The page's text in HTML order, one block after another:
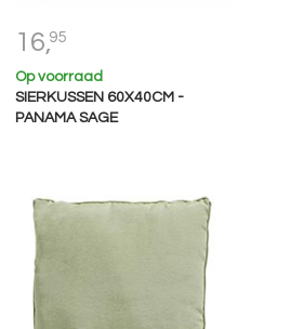
16,95
Op voorraad
SIERKUSSEN 60X40CM -
PANAMA SAGE